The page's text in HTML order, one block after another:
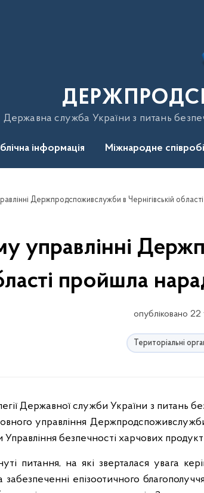
Державна служба України з питань
інформація Міжнародне
Держпродспоживслужби в Чернігівській
управлінні
пройшла
опубліковано 22
Територіальні
управління
Управління безпечності харчових
питання, на які зверталася увага
епізоотичного